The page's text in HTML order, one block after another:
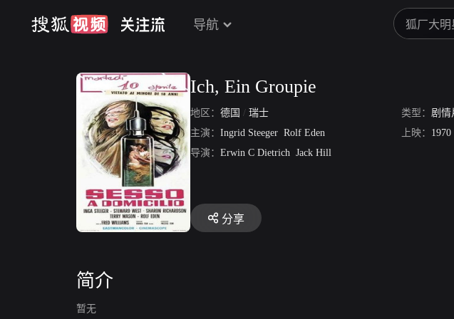
导航
Ich, Ein Groupie
地区： 德国 / 瑞士 类型： 剧情
主演： Ingrid Steeger Rolf Eden 上映： 1970
导演： Erwin C Dietrich Jack Hill
分享
简介
暂无